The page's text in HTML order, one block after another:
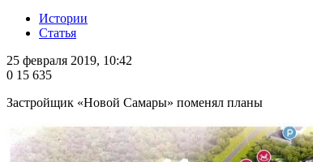
Истории
Статья
25 февраля 2019, 10:42
0 15 635
Застройщик «Новой Самары» поменял планы